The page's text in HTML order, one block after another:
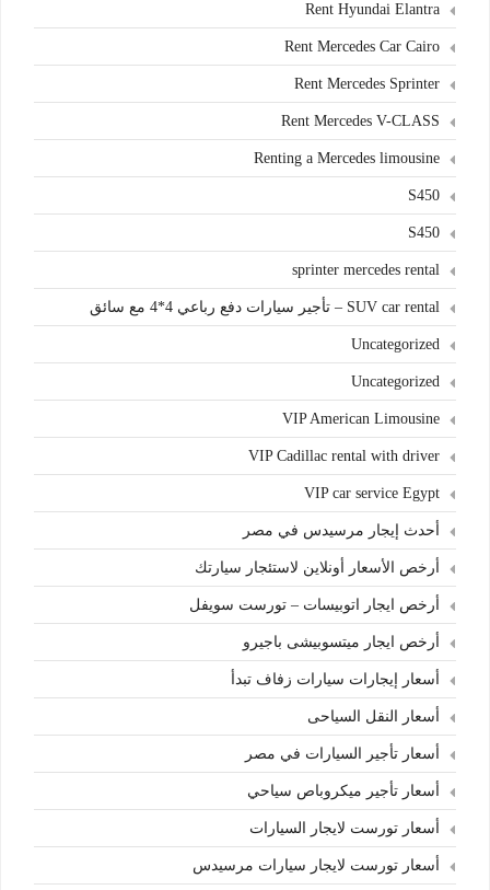
Rent Hyundai Elantra
Rent Mercedes Car Cairo
Rent Mercedes Sprinter
Rent Mercedes V-CLASS
Renting a Mercedes limousine
S450
S450
sprinter mercedes rental
SUV car rental – تأجير سيارات دفع رباعي 4*4 مع سائق
Uncategorized
Uncategorized
VIP American Limousine
VIP Cadillac rental with driver
VIP car service Egypt
أحدث إيجار مرسيدس في مصر
أرخص الأسعار أونلاين لاستئجار سيارتك
أرخص ايجار اتوبيسات – تورست سويفل
أرخص ايجار ميتسوبيشى باجيرو
أسعار إيجارات سيارات زفاف تبدأ
أسعار النقل السياحى
أسعار تأجير السيارات في مصر
أسعار تأجير ميكروباص سياحي
أسعار تورست لايجار السيارات
أسعار تورست لايجار سيارات مرسيدس